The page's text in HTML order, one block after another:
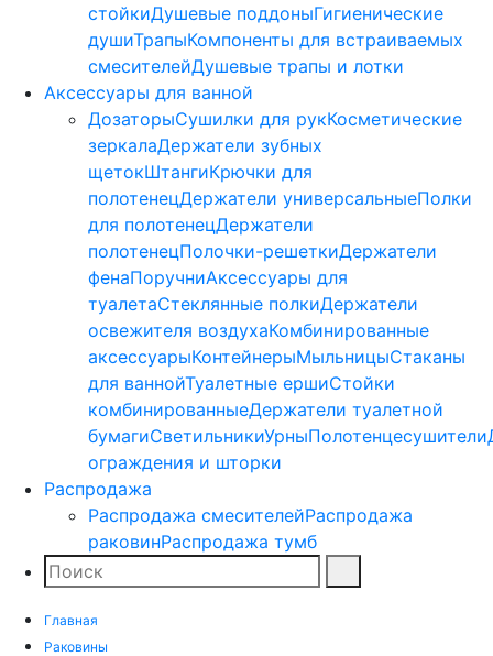
стойкиДушевые поддоныГигиенические
душиТрапыКомпоненты для встраиваемых
смесителейДушевые трапы и лотки
Аксессуары для ванной
ДозаторыСушилки для рукКосметические
зеркалаДержатели зубных
щетокШтангиКрючки для
полотенецДержатели универсальныеПолки
для полотенецДержатели
полотенецПолочки-решеткиДержатели
фенаПоручниАксессуары для
туалетаСтеклянные полкиДержатели
освежителя воздухаКомбинированные
аксессуарыКонтейнерыМыльницыСтаканы
для ваннойТуалетные ершиСтойки
комбинированныеДержатели туалетной
бумагиСветильникиУрныПолотенцесушители
ограждения и шторки
Распродажа
Распродажа смесителейРаспродажа
раковинРаспродажа тумб
Поиск
Главная
Раковины